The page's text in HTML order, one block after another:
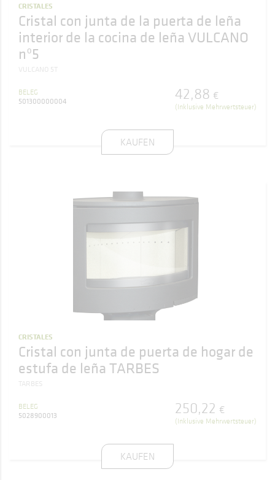
CRISTALES
Cristal con junta de la puerta de leña
interior de la cocina de leña VULCANO
nº5
VULCANO 5T
BELEG
501300000004
42,88 €
(Inklusive Mehrwertsteuer)
KAUFEN
CRISTALES
Cristal con junta de puerta de hogar de
estufa de leña TARBES
TARBES
BELEG
5028900013
250,22 €
(Inklusive Mehrwertsteuer)
KAUFEN